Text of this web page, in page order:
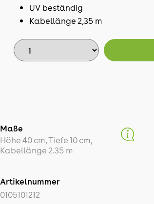
UV beständig
Kabellänge 2,35 m
Maße
Höhe 40 cm, Tiefe 10 cm,
Kabellänge 2.35 m
Artikelnummer
0105101212